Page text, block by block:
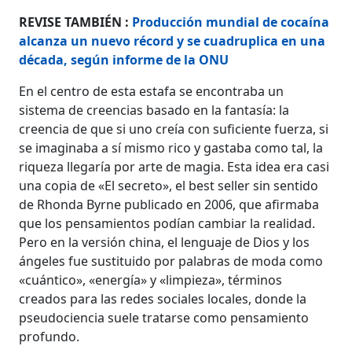
REVISE TAMBIÉN : Producción mundial de cocaína
alcanza un nuevo récord y se cuadruplica en una
década, según informe de la ONU
En el centro de esta estafa se encontraba un
sistema de creencias basado en la fantasía: la
creencia de que si uno creía con suficiente fuerza, si
se imaginaba a sí mismo rico y gastaba como tal, la
riqueza llegaría por arte de magia. Esta idea era casi
una copia de «El secreto», el best seller sin sentido
de Rhonda Byrne publicado en 2006, que afirmaba
que los pensamientos podían cambiar la realidad.
Pero en la versión china, el lenguaje de Dios y los
ángeles fue sustituido por palabras de moda como
«cuántico», «energía» y «limpieza», términos
creados para las redes sociales locales, donde la
pseudociencia suele tratarse como pensamiento
profundo.